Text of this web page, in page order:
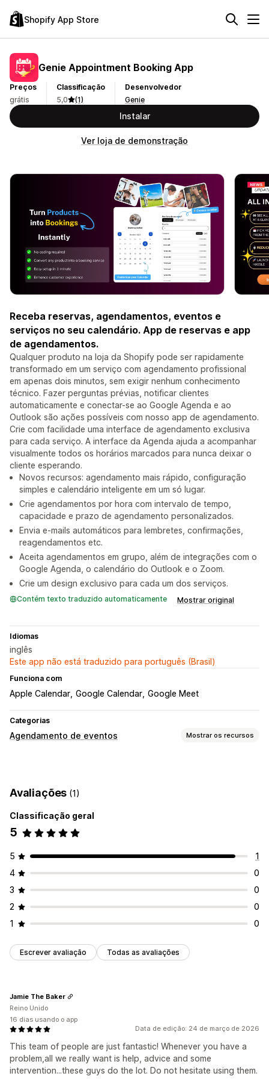
Shopify App Store
Genie Appointment Booking App
Preços
grátis
Classificação
5,0
(1)
Desenvolvedor
Genie
Instalar
Ver loja de demonstração
Receba reservas, agendamentos, eventos e
serviços no seu calendário. App de reservas e app
de agendamentos.
Qualquer produto na loja da Shopify pode ser rapidamente
transformado em um serviço com agendamento profissional
em apenas dois minutos, sem exigir nenhum conhecimento
técnico. Fazer perguntas prévias, notificar clientes
automaticamente e conectar-se ao Google Agenda e ao
Outlook são ações possíveis com nosso app de agendamento.
Crie com facilidade uma interface de agendamento exclusiva
para cada serviço. A interface da Agenda ajuda a acompanhar
visualmente todos os horários marcados para nunca deixar o
cliente esperando.
Novos recursos: agendamento mais rápido, configuração
simples e calendário inteligente em um só lugar.
Crie agendamentos por hora com intervalo de tempo,
capacidade e prazo de agendamento personalizados.
Envia e-mails automáticos para lembretes, confirmações,
reagendamentos etc.
Aceita agendamentos em grupo, além de integrações com o
Google Agenda, o calendário do Outlook e o Zoom.
Crie um design exclusivo para cada um dos serviços.
Contém texto traduzido automaticamente Mostrar original
Idiomas
inglês
Este app não está traduzido para português (Brasil)
Funciona com
Apple Calendar Google Calendar Google Meet
Categorias
Agendamento de eventos Mostrar os recursos
Gestão de reservas
Calendário
Agendamento
Bloquear datas Várias reservas
Personalização
Páginas de reservas Widget de calendário
CSS personalizado
Avaliações (1)
Classificação geral
5
5
1
4
0
3
0
2
0
1
0
Escrever avaliação Todas as avaliações
Data de edição: 24 de março de 2026
This team of people are just fantastic! Whenever you have a
problem,all we really want is help, advice and some
intervention...these guys do the lot. Do not hesitate using them.
Jamie The Baker
Reino Unido
16 dias usando o app